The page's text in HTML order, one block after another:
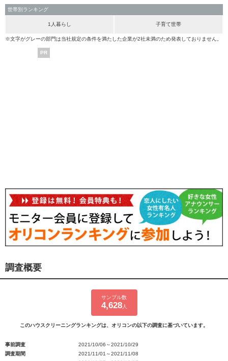
世帯別ランキング
1人暮らし 子育て世帯
※文字がグレーの部門は当社規定の条件を満たした企業が2社未満のため発表しておりません。
PR
調査概要
サンプル数
4,628人
このハウスクリーニングランキングは、オリコンの以下の調査に基づいています。
事前調査
2021/10/06～2021/10/29
調査期間
2021/11/01～2021/11/08